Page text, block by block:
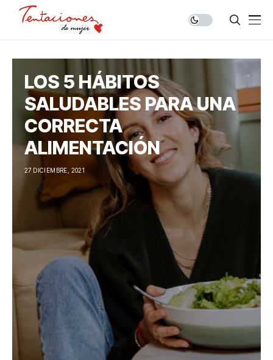
LOS 5 HÁBITOS
SALUDABLES PARA UNA
CORRECTA
ALIMENTACIÓN
27 DICIEMBRE, 2021